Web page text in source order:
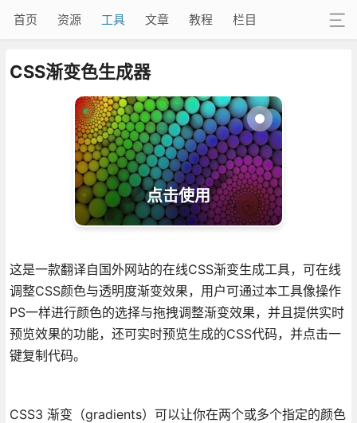
首页 资源 工具 文章 教程 栏目
CSS渐变色生成器
点击使用
这是一款翻译自国外网站的在线CSS渐变生成工具，可在线
调整CSS颜色与透明度渐变效果，用户可通过本工具像操作
PS一样进行颜色的选择与拖拽调整渐变效果，并且提供实时
预览效果的功能，还可实时预览生成的CSS代码，并点击一
键复制代码。
CSS3 渐变（gradients）可以让你在两个或多个指定的颜色